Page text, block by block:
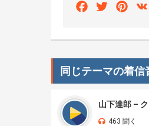
FacebookTwitter
同じテーマの着信
山下達郎 –
463 聞く